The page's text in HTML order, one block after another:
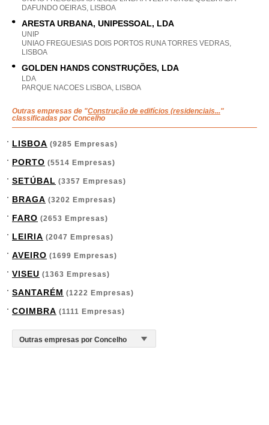
DAFUNDO OEIRAS, LISBOA
ARESTA URBANA, UNIPESSOAL, LDA
UNIP
UNIAO FREGUESIAS DOIS PORTOS RUNA TORRES VEDRAS,
LISBOA
GOLDEN HANDS CONSTRUÇÕES, LDA
LDA
PARQUE NACOES LISBOA, LISBOA
Outras empresas de "Construção de edifícios (residenciais..."
classificadas por Concelho
LISBOA (9285 Empresas)
PORTO (5514 Empresas)
SETÚBAL (3357 Empresas)
BRAGA (3202 Empresas)
FARO (2653 Empresas)
LEIRIA (2047 Empresas)
AVEIRO (1699 Empresas)
VISEU (1363 Empresas)
SANTARÉM (1222 Empresas)
COIMBRA (1111 Empresas)